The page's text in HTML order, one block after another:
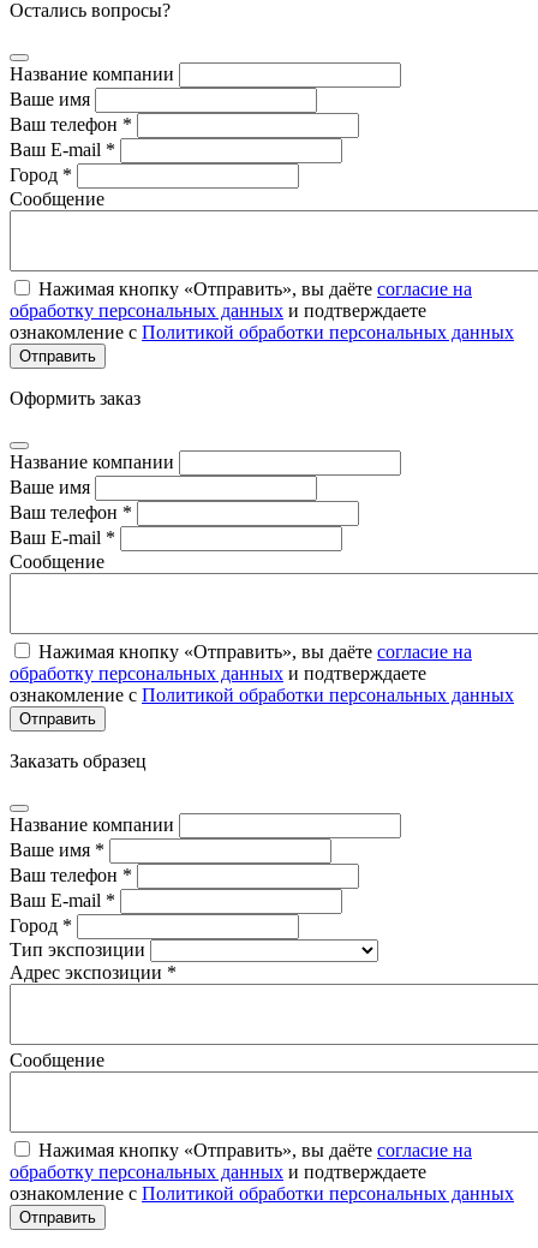
Остались вопросы?
Название компании
Ваше имя
Ваш телефон *
Ваш E-mail *
Город *
Сообщение
Нажимая кнопку «Отправить», вы даёте согласие на
обработку персональных данных и подтверждаете
ознакомление с Политикой обработки персональных данных
Оформить заказ
Название компании
Ваше имя
Ваш телефон *
Ваш E-mail *
Сообщение
Нажимая кнопку «Отправить», вы даёте согласие на
обработку персональных данных и подтверждаете
ознакомление с Политикой обработки персональных данных
Заказать образец
Название компании
Ваше имя *
Ваш телефон *
Ваш E-mail *
Город *
Тип экспозиции
Адрес экспозиции *
Сообщение
Нажимая кнопку «Отправить», вы даёте согласие на
обработку персональных данных и подтверждаете
ознакомление с Политикой обработки персональных данных